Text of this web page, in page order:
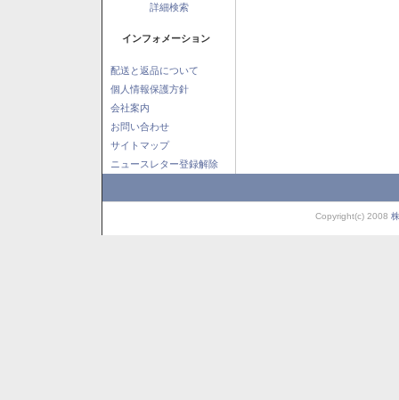
詳細検索
インフォメーション
配送と返品について
個人情報保護方針
会社案内
お問い合わせ
サイトマップ
ニュースレター登録解除
Copyright(c) 2008